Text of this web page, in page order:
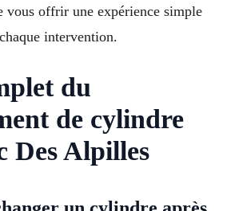
vous offrir une expérience simple
intervention.
du
de cylindre
Des Alpilles